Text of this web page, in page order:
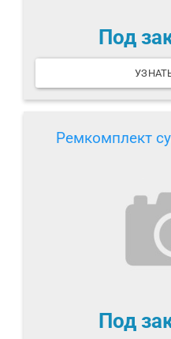
Под
Ремкомплект
Под